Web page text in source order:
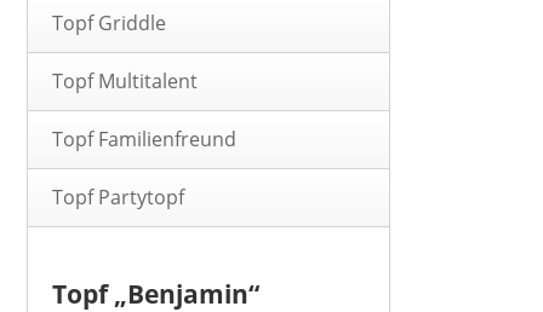
Topf Griddle
Topf Multitalent
Topf Familienfreund
Topf Partytopf
Topf „Benjamin“